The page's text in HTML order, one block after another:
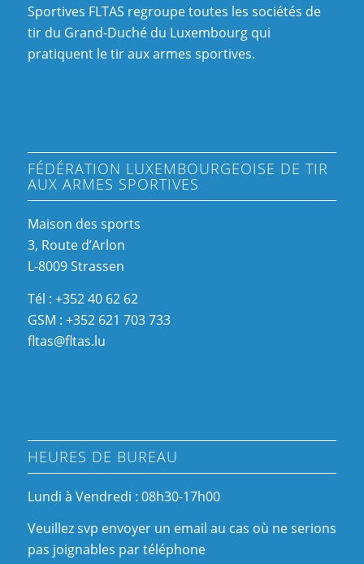
Sportives FLTAS regroupe toutes les sociétés de
tir du Grand-Duché du Luxembourg qui
pratiquent le tir aux armes sportives.
FÉDÉRATION LUXEMBOURGEOISE DE TIR
AUX ARMES SPORTIVES
Maison des sports
3, Route d’Arlon
L-8009 Strassen
Tél : +352 40 62 62
GSM : +352 621 703 733
fltas@fltas.lu
HEURES DE BUREAU
Lundi à Vendredi : 08h30-17h00
Veuillez svp envoyer un email au cas où ne serions
pas joignables par téléphone